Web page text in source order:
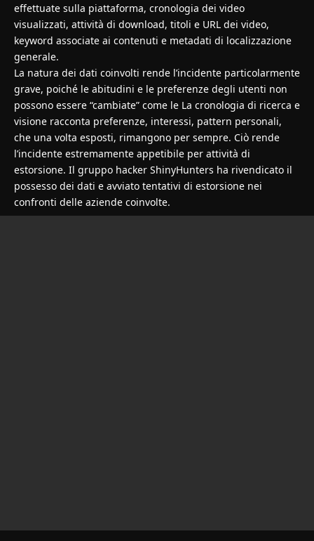
effettuate sulla piattaforma, cronologia dei video
visualizzati, attività di download, titoli e URL dei video,
keyword associate ai contenuti e metadati di localizzazione
generale.
La natura dei dati coinvolti rende l’incidente particolarmente
grave, poiché le abitudini e le preferenze degli utenti non
possono essere “cambiate” come le La cronologia di ricerca e
visione racconta preferenze, interessi, pattern personali,
che una volta esposti, rimangono per sempre. Ciò rende
l’incidente estremamente appetibile per attività di
estorsione. Il gruppo hacker ShinyHunters ha rivendicato il
possesso dei dati e avviato tentativi di estorsione nei
confronti delle aziende coinvolte.